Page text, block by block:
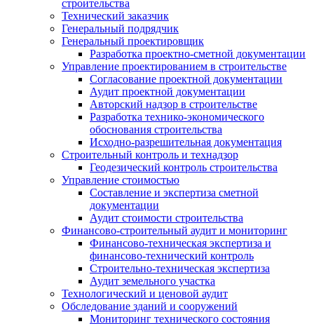
строительства
Технический заказчик
Генеральный подрядчик
Генеральный проектировщик
Разработка проектно-сметной документации
Управление проектированием в строительстве
Согласование проектной документации
Аудит проектной документации
Авторский надзор в строительстве
Разработка технико-экономического
обоснования строительства
Исходно-разрешительная документация
Строительный контроль и технадзор
Геодезический контроль строительства
Управление стоимостью
Составление и экспертиза сметной
документации
Аудит стоимости строительства
Финансово-строительный аудит и мониторинг
Финансово-техническая экспертиза и
финансово-технический контроль
Строительно-техническая экспертиза
Аудит земельного участка
Технологический и ценовой аудит
Обследование зданий и сооружений
Мониторинг технического состояния